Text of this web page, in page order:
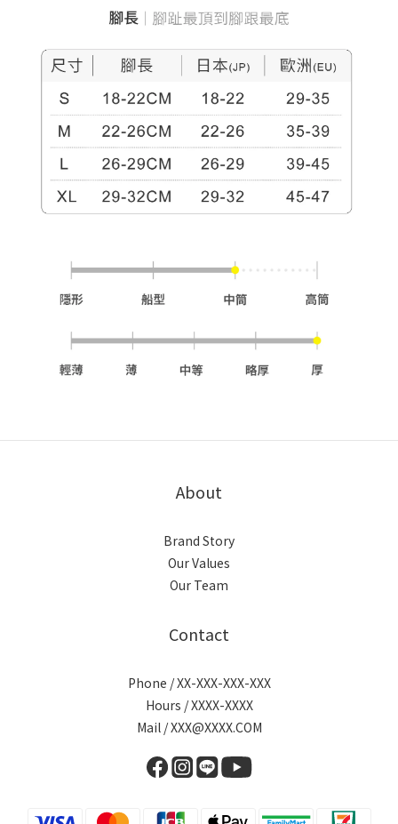
About
Brand Story
Our Values
Our Team
Contact
Phone / XX-XXX-XXX-XXX
Hours / XXXX-XXXX
Mail / XXX@XXXX.COM